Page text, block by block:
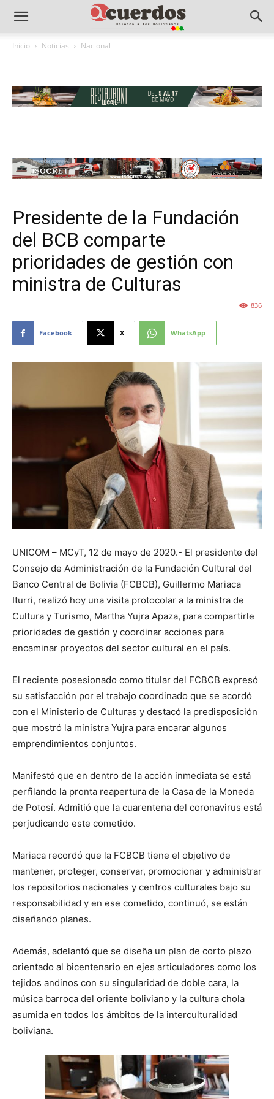
Inicio Noticias Nacional
Presidente de la Fundación
del BCB comparte
prioridades de gestión con
ministra de Culturas
836
Facebook X WhatsApp
UNICOM – MCyT, 12 de mayo de 2020.- El presidente del
Consejo de Administración de la Fundación Cultural del
Banco Central de Bolivia (FCBCB), Guillermo Mariaca
Iturri, realizó hoy una visita protocolar a la ministra de
Cultura y Turismo, Martha Yujra Apaza, para compartirle
prioridades de gestión y coordinar acciones para
encaminar proyectos del sector cultural en el país.
El reciente posesionado como titular del FCBCB expresó
su satisfacción por el trabajo coordinado que se acordó
con el Ministerio de Culturas y destacó la predisposición
que mostró la ministra Yujra para encarar algunos
emprendimientos conjuntos.
Manifestó que en dentro de la acción inmediata se está
perfilando la pronta reapertura de la Casa de la Moneda
de Potosí. Admitió que la cuarentena del coronavirus está
perjudicando este cometido.
Mariaca recordó que la FCBCB tiene el objetivo de
mantener, proteger, conservar, promocionar y administrar
los repositorios nacionales y centros culturales bajo su
responsabilidad y en ese cometido, continuó, se están
diseñando planes.
Además, adelantó que se diseña un plan de corto plazo
orientado al bicentenario en ejes articuladores como los
tejidos andinos con su singularidad de doble cara, la
música barroca del oriente boliviano y la cultura chola
asumida en todos los ámbitos de la interculturalidad
boliviana.